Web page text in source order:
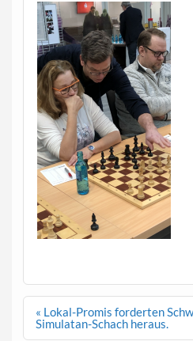
Beitragsnavigation
« Lokal-Promis forderten
Simulatan-Schach heraus.